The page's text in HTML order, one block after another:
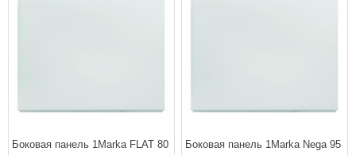
Боковая панель 1Marka FLAT 80 Боковая панель 1Marka Nega 95